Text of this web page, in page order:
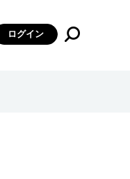
ログイン